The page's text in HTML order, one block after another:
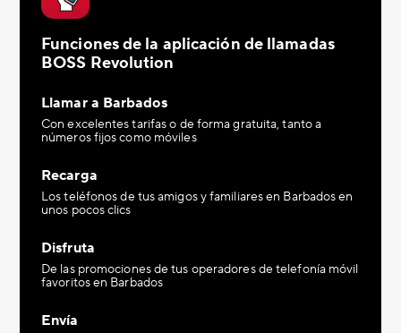
Funciones de la aplicación de llamadas
BOSS Revolution
Llamar a Barbados
Con excelentes tarifas o de forma gratuita, tanto a
números fijos como móviles
Recarga
Los teléfonos de tus amigos y familiares en Barbados en
unos pocos clics
Disfruta
De las promociones de tus operadores de telefonía móvil
favoritos en Barbados
Envía